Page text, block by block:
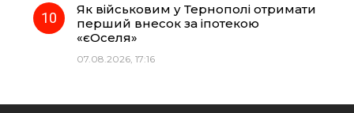
Як військовим у Тернополі отримати
перший внесок за іпотекою
«єОселя»
07.08.2026, 17:16